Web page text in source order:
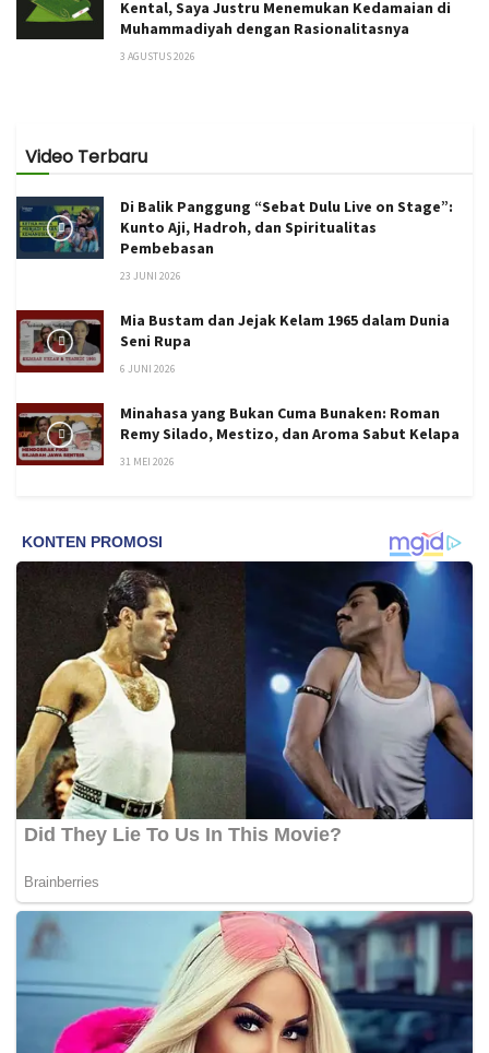
Kental, Saya Justru Menemukan Kedamaian di
Muhammadiyah dengan Rasionalitasnya
3 AGUSTUS 2026
Video Terbaru
Di Balik Panggung “Sebat Dulu Live on Stage”:
Kunto Aji, Hadroh, dan Spiritualitas
Pembebasan
23 JUNI 2026
Mia Bustam dan Jejak Kelam 1965 dalam Dunia
Seni Rupa
6 JUNI 2026
Minahasa yang Bukan Cuma Bunaken: Roman
Remy Silado, Mestizo, dan Aroma Sabut Kelapa
31 MEI 2026